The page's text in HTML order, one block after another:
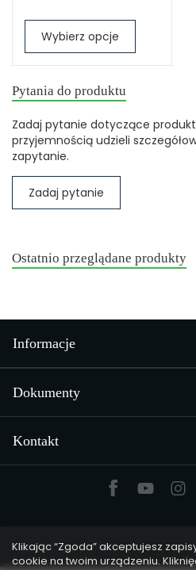
Wybierz opcje
Pytania do produktu
Zadaj pytanie dotyczące
przyjemnością udzieli
zapytanie.
Zadaj pytanie
Ostatnio przeglądane produkty
Informacje
Dokumenty
Kontakt
Klikając “Zgoda” akceptujesz
cookie na twoim urządzeniu.